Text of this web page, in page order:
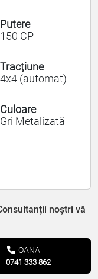
Putere
150 CP
Tracțiune
4x4 (automat)
Culoare
Gri Metalizată
noștri vă
OANA
0741 333 862